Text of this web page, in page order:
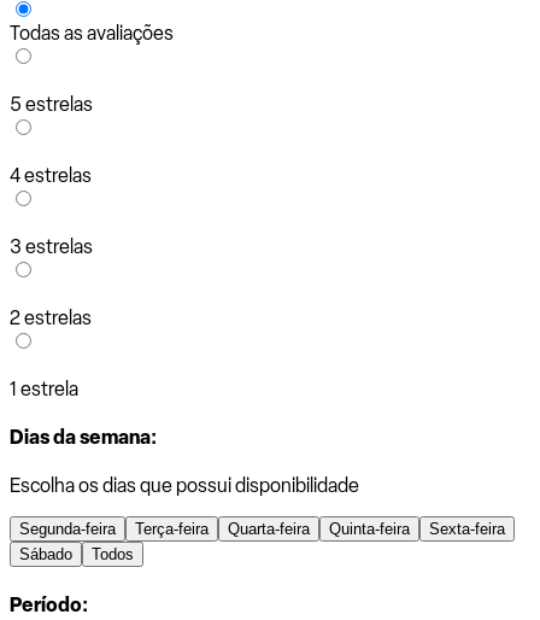
Todas as avaliações
5 estrelas
4 estrelas
3 estrelas
2 estrelas
1 estrela
Dias da semana:
Escolha os dias que possui disponibilidade
Segunda-feira Terça-feira Quarta-feira Quinta-feira
Sexta-feira
Sábado
Todos
Período: